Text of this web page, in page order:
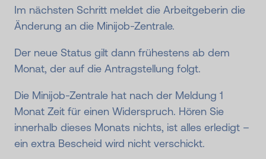
Im nächsten Schritt meldet die Arbeitgeberin die
Änderung an die Minijob-Zentrale.
Der neue Status gilt dann frühestens ab dem
Monat, der auf die Antragstellung folgt.
Die Minijob-Zentrale hat nach der Meldung 1
Monat Zeit für einen Widerspruch. Hören Sie
innerhalb dieses Monats nichts, ist alles erledigt –
ein extra Bescheid wird nicht verschickt.